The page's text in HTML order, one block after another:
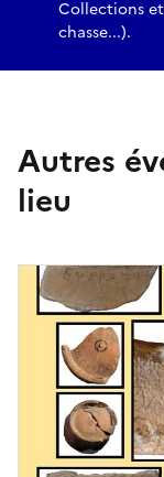
Collections
chasse...).
Autres
lieu